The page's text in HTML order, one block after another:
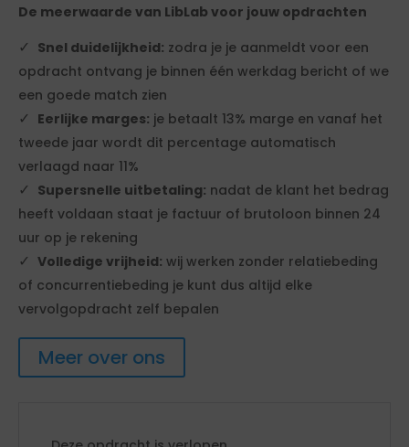
De meerwaarde van LibLab voor jouw opdrachten
Snel duidelijkheid: zodra je je aanmeldt voor een
opdracht ontvang je binnen één werkdag bericht of we
een goede match zien
Eerlijke marges: je betaalt 13% marge en vanaf het
tweede jaar wordt dit percentage automatisch
verlaagd naar 11%
Supersnelle uitbetaling: nadat de klant het bedrag
heeft voldaan staat je factuur of brutoloon binnen 24
uur op je rekening
Volledige vrijheid: wij werken zonder relatiebeding
of concurrentiebeding je kunt dus altijd elke
vervolgopdracht zelf bepalen
Meer over ons